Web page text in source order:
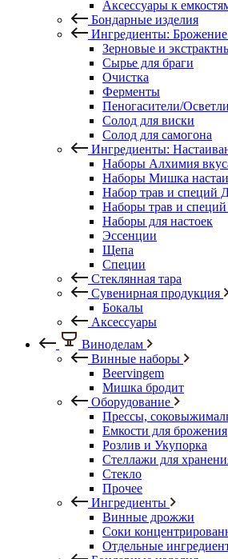
Аксессуары к
Бондарные изделия
Ингредиенты: Брожение
Зерновые и
Сырье для браги
Очистка
Ферменты
Пеногасители/
Солод для виски
Солод для самогона
Ингредиенты:
Наборы Алхимия
Наборы Мишка
Набор трав и специй
Наборы трав и
Наборы для настоек
Эссенции
Щепа
Специи
Стеклянная тара
Сувенирная продукция
Бокалы
Аксессуары
Виноделам
Винные наборы
Beervingem
Мишка бродит
Оборудование
Прессы,
Емкости для брожения
Розлив и Укупорка
Стеллажи для
Стекло
Прочее
Ингредиенты
Винные дрожжи
Соки
Отдельные